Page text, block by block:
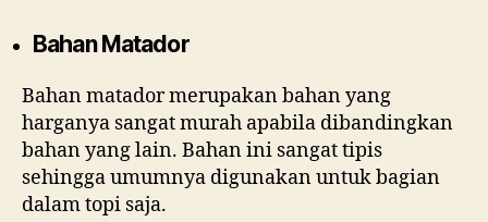
Bahan Matador
Bahan matador merupakan bahan yang
harganya sangat murah apabila dibandingkan
bahan yang lain. Bahan ini sangat tipis
sehingga umumnya digunakan untuk bagian
dalam topi saja.